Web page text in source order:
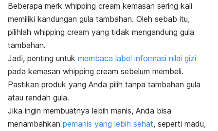
Beberapa merk whipping cream kemasan sering kali
memiliki kandungan gula tambahan. Oleh sebab itu,
pilihlah whipping cream yang tidak mengandung gula
tambahan.
Jadi, penting untuk membaca label informasi nilai gizi
pada kemasan whipping cream sebelum membeli.
Pastikan produk yang Anda pilih tanpa tambahan gula
atau rendah gula.
Jika ingin membuatnya lebih manis, Anda bisa
menambahkan pemanis yang lebih sehat, seperti madu,